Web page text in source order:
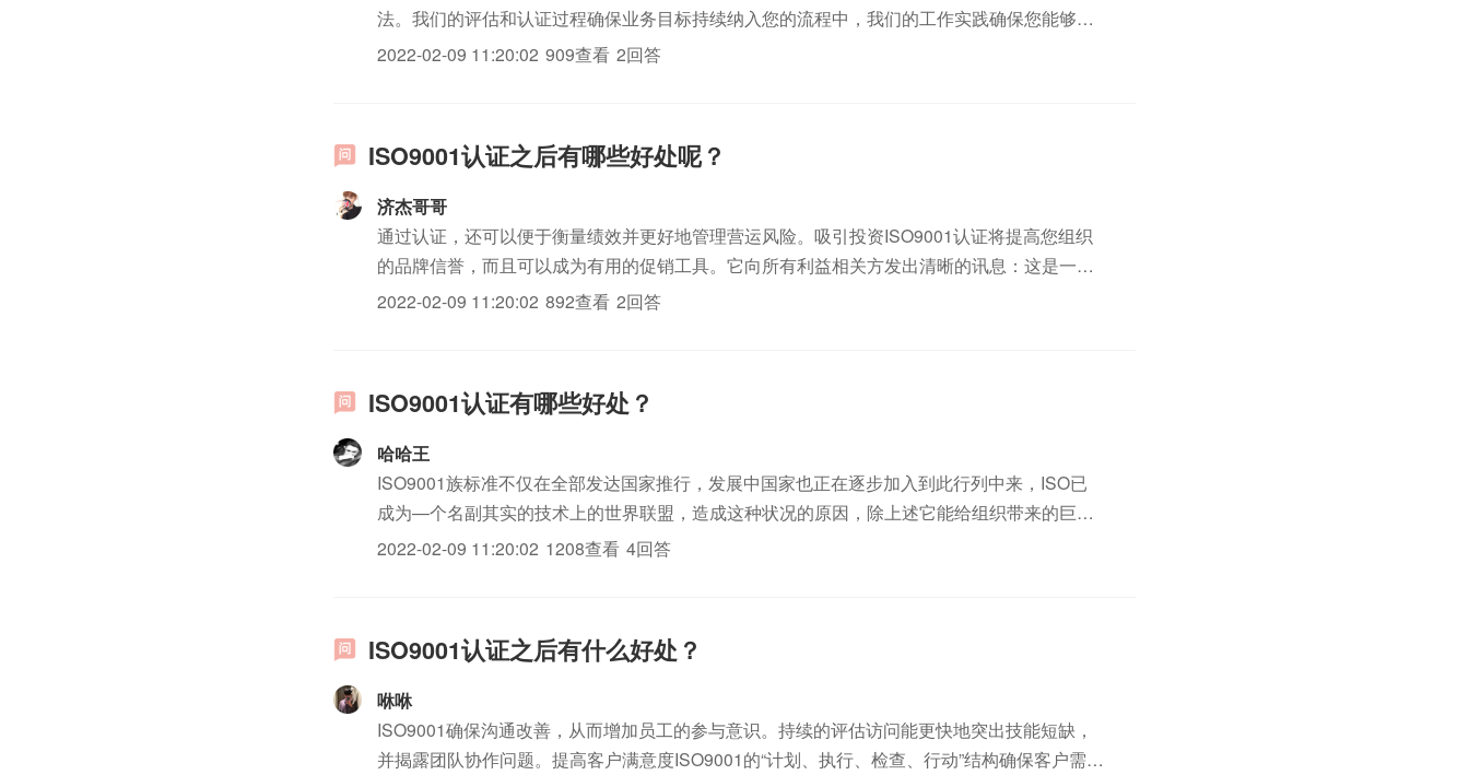
法。我们的评估和认证过程确保业务目标持续纳入您的流程中，我们的工作实践确保您能够实
现资产最1大化。改进企业绩效ISO9001帮助您的管理者提高组织绩效，将不使用管理体系的竞
2022-02-09 11:20:02 909查看 2回答
ISO9001认证之后有哪些好处呢？
济杰哥哥
通过认证，还可以便于衡量绩效并更好地管理营运风险。吸引投资ISO9001认证将提高您组织
的品牌信誉，而且可以成为有用的促销工具。它向所有利益相关方发出清晰的讯息：这是一家
致力于实现高标准和持续改进的公司。节省资金相关证据表明，那些投资于质量管理体系并通
2022-02-09 11:20:02 892查看 2回答
ISO9001认证有哪些好处？
哈哈王
ISO9001族标准不仅在全部发达国家推行，发展中国家也正在逐步加入到此行列中来，ISO已
成为—个名副其实的技术上的世界联盟，造成这种状况的原因，除上述它能给组织带来的巨大
的实际利益之外，更为深刻的原因在于ISO9000族标准是人类文明发展过程中的必然之物。因
2022-02-09 11:20:02 1208查看 4回答
ISO9001认证之后有什么好处？
咻咻
ISO9001确保沟通改善，从而增加员工的参与意识。持续的评估访问能更快地突出技能短缺，
并揭露团队协作问题。提高客户满意度ISO9001的“计划、执行、检查、行动”结构确保客户需求